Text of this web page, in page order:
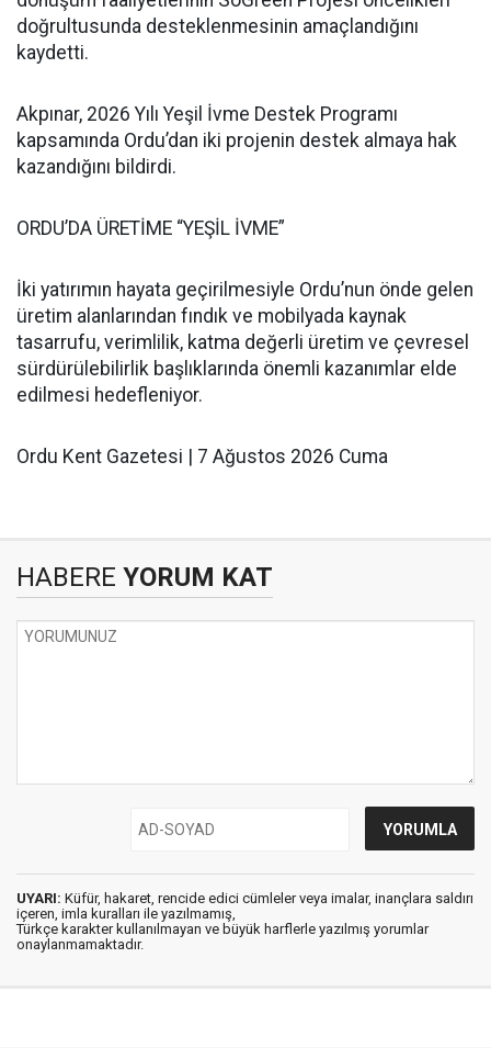
doğrultusunda desteklenmesinin amaçlandığını
kaydetti.
Akpınar, 2026 Yılı Yeşil İvme Destek Programı
kapsamında Ordu’dan iki projenin destek almaya hak
kazandığını bildirdi.
ORDU’DA ÜRETİME “YEŞİL İVME”
İki yatırımın hayata geçirilmesiyle Ordu’nun önde gelen
üretim alanlarından fındık ve mobilyada kaynak
tasarrufu, verimlilik, katma değerli üretim ve çevresel
sürdürülebilirlik başlıklarında önemli kazanımlar elde
edilmesi hedefleniyor.
Ordu Kent Gazetesi | 7 Ağustos 2026 Cuma
HABERE YORUM KAT
UYARI: Küfür, hakaret, rencide edici cümleler veya imalar, inançlara saldırı
içeren, imla kuralları ile yazılmamış,
Türkçe karakter kullanılmayan ve büyük harflerle yazılmış yorumlar
onaylanmamaktadır.